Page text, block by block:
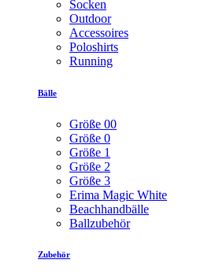
Socken
Outdoor
Accessoires
Poloshirts
Running
Bälle
Größe 00
Größe 0
Größe 1
Größe 2
Größe 3
Erima Magic White
Beachhandbälle
Ballzubehör
Zubehör